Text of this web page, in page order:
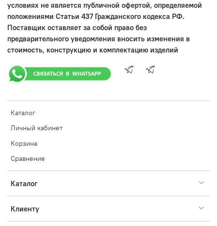
Каталог
Личный кабинет
Корзина
Сравнение
Каталог
Клиенту
условиях не является публичной офертой, определяемой
положениями Статьи 437 Гражданского кодекса РФ.
Поставщик оставляет за собой право без
предварительного уведомления вносить изменения в
стоимость, конструкцию и комплектацию изделий